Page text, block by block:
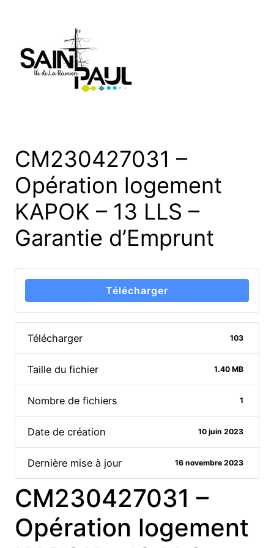
CM230427031 –
Opération logement
KAPOK – 13 LLS –
Garantie d’Emprunt
Télécharger
Télécharger 103
Taille du fichier 1.40 MB
Nombre de fichiers 1
Date de création 10 juin 2023
Dernière mise à jour 16 novembre 2023
CM230427031 –
Opération logement